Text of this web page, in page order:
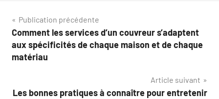
Navigation
de
l’article
Publication précédente
Comment les services d’un couvreur s’adaptent
aux spécificités de chaque maison et de chaque
matériau
Article suivant
Les bonnes pratiques à connaître pour entretenir